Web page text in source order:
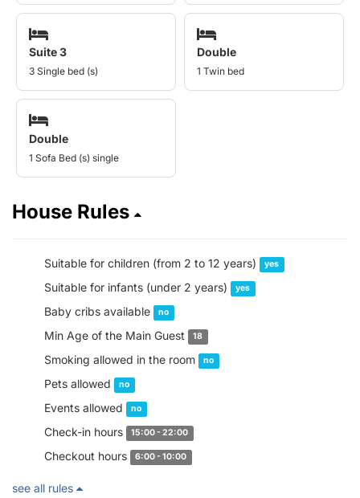
Suite 3
3 Single bed (s)
Double
1 Twin bed
Double
1 Sofa Bed (s) single
House Rules
Suitable for children (from 2 to 12 years) yes
Suitable for infants (under 2 years) yes
Baby cribs available no
Min Age of the Main Guest 18
Smoking allowed in the room no
Pets allowed no
Events allowed no
Check-in hours 15:00 - 22:00
Checkout hours 6:00 - 10:00
see all rules